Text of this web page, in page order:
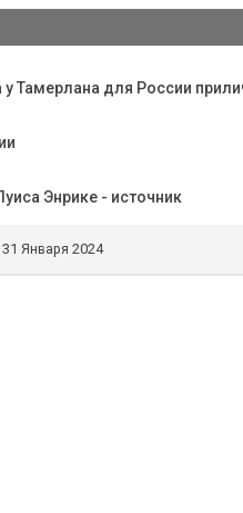
Тамерлана для России
Энрике - источник
31 Января 2024